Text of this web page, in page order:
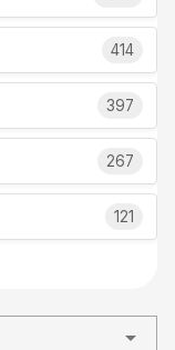
414
397
267
121